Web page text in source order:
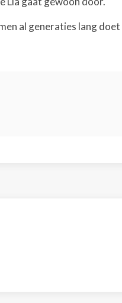
al generaties lang